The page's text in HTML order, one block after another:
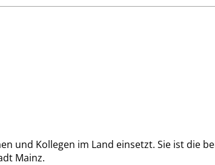
und Kollegen im Land einsetzt. Sie ist die
Mainz.